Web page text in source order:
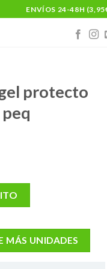
ENVÍOS 24-48H
protecto
MÁS UNIDADES